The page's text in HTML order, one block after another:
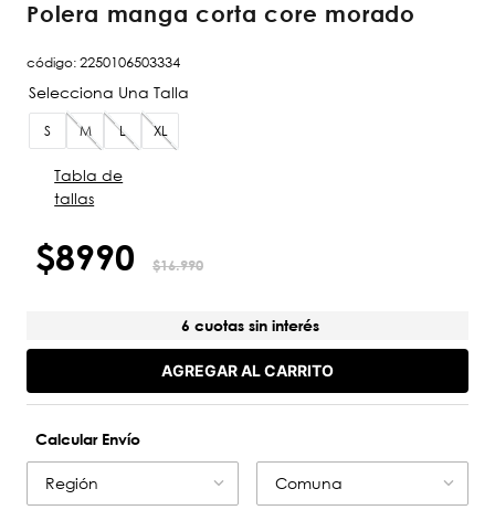
polera manga corta core morado
código:2250106503334
S M L XL
Tabla de
tallas
$8990 $16.990
6 cuotas sin interés
AGREGAR AL CARRITO
Calcular Envío
Región Comuna